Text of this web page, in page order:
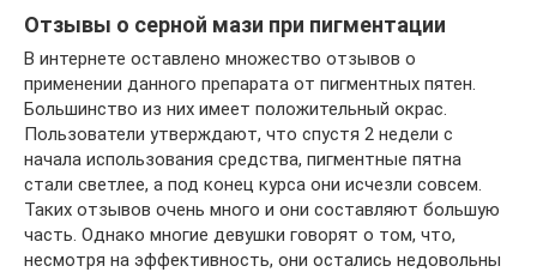
Отзывы о серной мази при пигментации
В интернете оставлено множество отзывов о
применении данного препарата от пигментных пятен.
Большинство из них имеет положительный окрас.
Пользователи утверждают, что спустя 2 недели с
начала использования средства, пигментные пятна
стали светлее, а под конец курса они исчезли совсем.
Таких отзывов очень много и они составляют большую
часть. Однако многие девушки говорят о том, что,
несмотря на эффективность, они остались недовольны